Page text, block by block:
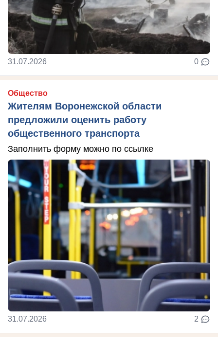
31.07.2026 0
Общество
Жителям Воронежской области
предложили оценить работу
общественного транспорта
Заполнить форму можно по ссылке
31.07.2026 2